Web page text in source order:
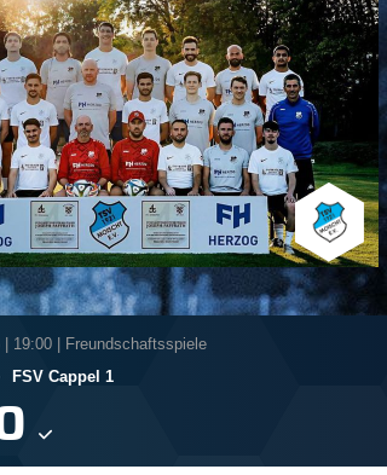
| 19:00 | Freundschaftsspiele
FSV Cappel 1